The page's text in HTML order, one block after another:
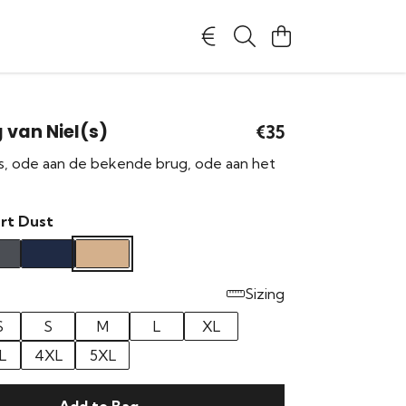
van Niel(s) €35
ode aan de bekende brug, ode aan het
Dust
Sizing
S M L
XL
4XL 5XL